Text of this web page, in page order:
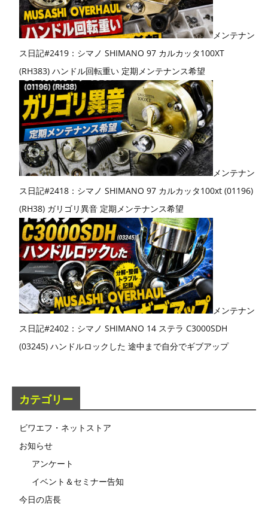
メンテナン
ス日記#2419：シマノ SHIMANO 97 カルカッタ100XT
(RH383) ハンドル回転重い 定期メンテナンス希望
メンテナン
ス日記#2418：シマノ SHIMANO 97 カルカッタ100xt (01196)
(RH38) ガリゴリ異音 定期メンテナンス希望
メンテナン
ス日記#2402：シマノ SHIMANO 14 ステラ C3000SDH
(03245) ハンドルロックした 途中まで自分でギブアップ
カテゴリー
ビワエフ・ネットストア
お知らせ
アンケート
イベント＆セミナー告知
今日の店長